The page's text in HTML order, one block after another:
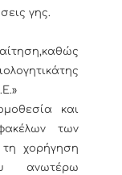
γης.
και
των
τη χορήγηση
ανωτέρω